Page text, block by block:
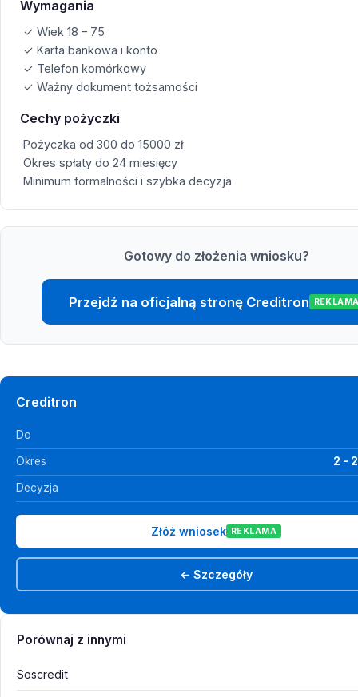
Wymagania
✓ Wiek 18 – 75
✓ Karta bankowa i konto
✓ Telefon komórkowy
✓ Ważny dokument tożsamości
Cechy pożyczki
Pożyczka od 300 do 15000 zł
Okres spłaty do 24 miesięcy
Minimum formalności i szybka decyzja
Gotowy do złożenia wniosku?
Przejdź na oficjalną stronę Creditron
Creditron
Do
Okres 2 -
Decyzja
Złóż wniosek REKLAMA
← Szczegóły
Porównaj z innymi
Soscredit